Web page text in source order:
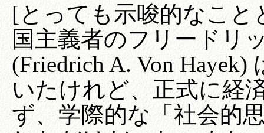
[とっても示唆的なこと
国主義者のフリードリ
(Friedrich A. Von
いたけれど、正式に経
ず、学際的な「社会的